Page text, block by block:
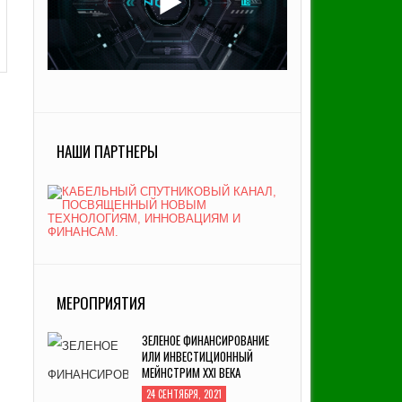
НАШИ ПАРТНЕРЫ
МЕРОПРИЯТИЯ
ЗЕЛЕНОЕ ФИНАНСИРОВАНИЕ
ИЛИ ИНВЕСТИЦИОННЫЙ
МЕЙНСТРИМ XXI ВЕКА
24 СЕНТЯБРЯ, 2021